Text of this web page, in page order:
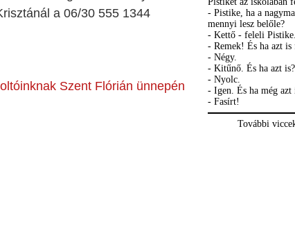
a 06/30 555 1344
Szent Flórián ünnepén